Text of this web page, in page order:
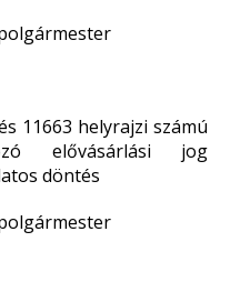
11663 helyrajzi számú
elővásárlási jog
döntés